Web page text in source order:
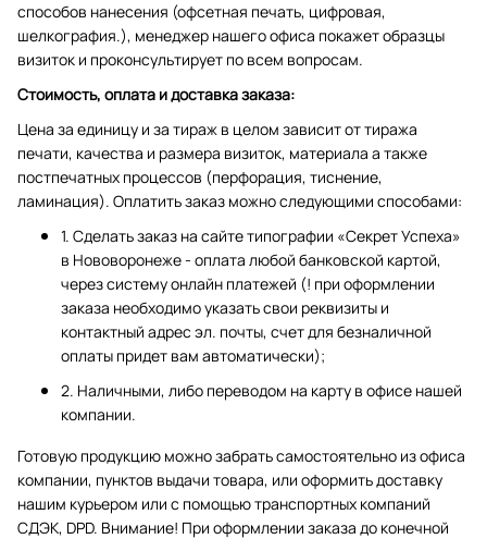
способов нанесения (офсетная печать, цифровая,
шелкография.), менеджер нашего офиса покажет образцы
визиток и проконсультирует по всем вопросам.
Стоимость, оплата и доставка заказа:
Цена за единицу и за тираж в целом зависит от тиража
печати, качества и размера визиток, материала а также
постпечатных процессов (перфорация, тиснение,
ламинация). Оплатить заказ можно следующими способами:
1. Сделать заказ на сайте типографии «Секрет Успеха»
в Нововоронеже - оплата любой банковской картой,
через систему онлайн платежей (! при оформлении
заказа необходимо указать свои реквизиты и
контактный адрес эл. почты, счет для безналичной
оплаты придет вам автоматически);
2. Наличными, либо переводом на карту в офисе нашей
компании.
Готовую продукцию можно забрать самостоятельно из офиса
компании, пунктов выдачи товара, или оформить доставку
нашим курьером или с помощью транспортных компаний
СДЭК, DPD. Внимание! При оформлении заказа до конечной